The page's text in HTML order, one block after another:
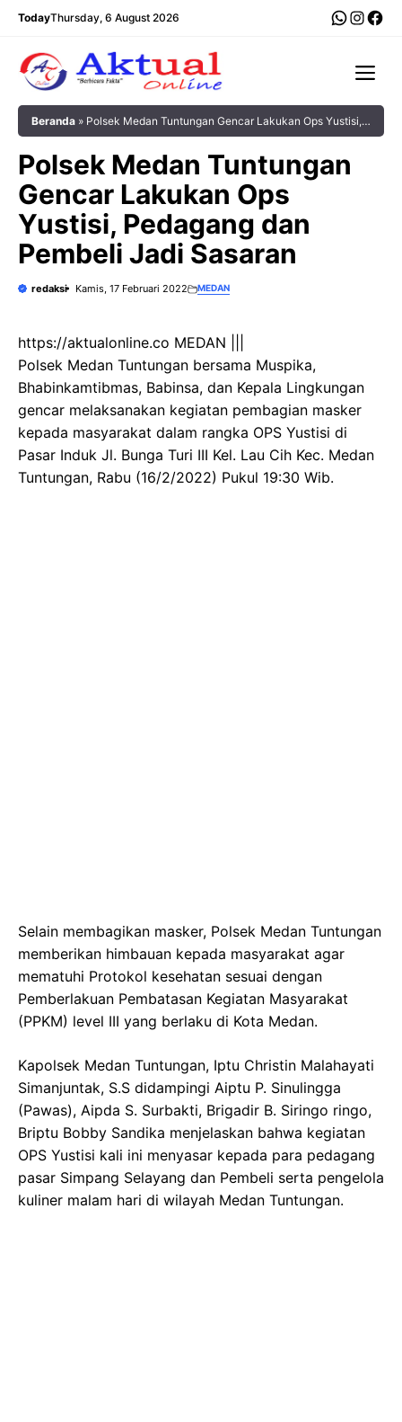
Langsung
TodayThursday, 6 August 2026
Beranda » Polsek Medan Tuntungan Gencar Lakukan Ops Yustisi,
Polsek Medan Tuntungan
Gencar Lakukan Ops
Yustisi, Pedagang dan
Pembeli Jadi Sasaran
redaksi Kamis, 17 Februari 2022 MEDAN
https://aktualonline.co MEDAN |||
Polsek Medan Tuntungan bersama Muspika,
Bhabinkamtibmas, Babinsa, dan Kepala Lingkungan
gencar melaksanakan kegiatan pembagian masker
kepada masyarakat dalam rangka OPS Yustisi di
Pasar Induk Jl. Bunga Turi III Kel. Lau Cih Kec. Medan
Tuntungan, Rabu (16/2/2022) Pukul 19:30 Wib.
Selain membagikan masker, Polsek Medan Tuntungan
memberikan himbauan kepada masyarakat agar
mematuhi Protokol kesehatan sesuai dengan
Pemberlakuan Pembatasan Kegiatan Masyarakat
(PPKM) level III yang berlaku di Kota Medan.
Kapolsek Medan Tuntungan, Iptu Christin Malahayati
Simanjuntak, S.S didampingi Aiptu P. Sinulingga
(Pawas), Aipda S. Surbakti, Brigadir B. Siringo ringo,
Briptu Bobby Sandika menjelaskan bahwa kegiatan
OPS Yustisi kali ini menyasar kepada para pedagang
pasar Simpang Selayang dan Pembeli serta pengelola
kuliner malam hari di wilayah Medan Tuntungan.